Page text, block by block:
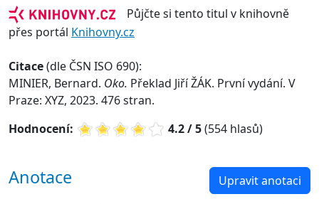
Půjčte si tento titul v knihovně
přes portál Knihovny.cz
Citace(dle ČSN ISO 690):
MINIER, Bernard. Oko. Překlad Jiří ŽÁK. První vydání. V
Praze: XYZ, 2023. 476 stran.
Hodnocení:
4.2 / 5(554 hlasů)
Anotace Upravit anotaci